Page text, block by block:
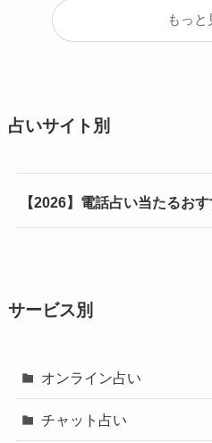
もっと
占いサイト別
【2026】電話占い当たるお
サービス別
オンライン占い
チャット占い